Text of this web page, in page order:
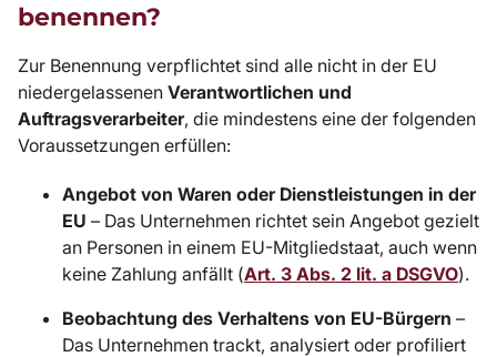
benennen?
Zur Benennung verpflichtet sind alle nicht in der EU
niedergelassenen Verantwortlichen und
Auftragsverarbeiter, die mindestens eine der folgenden
Voraussetzungen erfüllen:
Angebot von Waren oder Dienstleistungen in der
EU – Das Unternehmen richtet sein Angebot gezielt
an Personen in einem EU-Mitgliedstaat, auch wenn
keine Zahlung anfällt (Art. 3 Abs. 2 lit. a DSGVO).
Beobachtung des Verhaltens von EU-Bürgern –
Das Unternehmen trackt, analysiert oder profiliert